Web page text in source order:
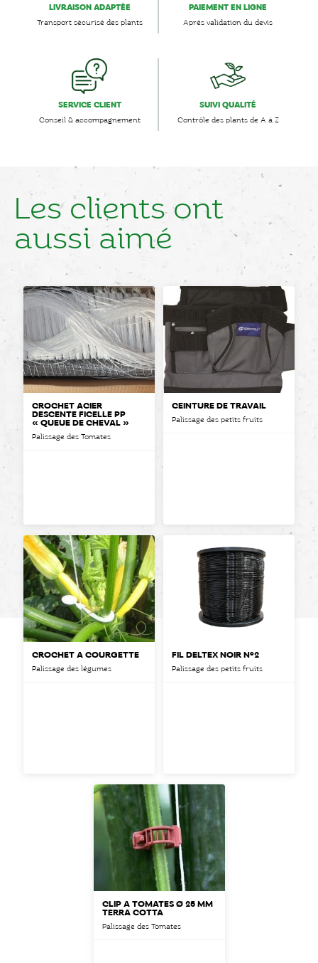
LIVRAISON ADAPTÉE
Transport sécurisé des plants
PAIEMENT EN LIGNE
Après validation du devis
SERVICE CLIENT
Conseil & accompagnement
SUIVI QUALITÉ
Contrôle des plants de A à Z
Les clients ont
aussi aimé
CROCHET ACIER
DESCENTE FICELLE PP
« QUEUE DE CHEVAL »
Palissage des Tomates
CEINTURE DE TRAVAIL
Palissage des petits fruits
CROCHET À COURGETTE
Palissage des légumes
FIL DELTEX NOIR N°2
Palissage des petits fruits
CLIP À TOMATES Ø 25 MM
TERRA COTTA
Palissage des Tomates